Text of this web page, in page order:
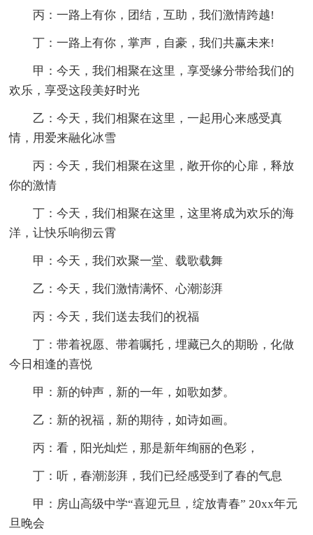
丙：一路上有你，团结，互助，我们激情跨越!
丁：一路上有你，掌声，自豪，我们共赢未来!
甲：今天，我们相聚在这里，享受缘分带给我们的
欢乐，享受这段美好时光
乙：今天，我们相聚在这里，一起用心来感受真
情，用爱来融化冰雪
丙：今天，我们相聚在这里，敞开你的心扉，释放
你的激情
丁：今天，我们相聚在这里，这里将成为欢乐的海
洋，让快乐响彻云霄
甲：今天，我们欢聚一堂、载歌载舞
乙：今天，我们激情满怀、心潮澎湃
丙：今天，我们送去我们的祝福
丁：带着祝愿、带着嘱托，埋藏已久的期盼，化做
今日相逢的喜悦
甲：新的钟声，新的一年，如歌如梦。
乙：新的祝福，新的期待，如诗如画。
丙：看，阳光灿烂，那是新年绚丽的色彩，
丁：听，春潮澎湃，我们已经感受到了春的气息
甲：房山高级中学“喜迎元旦，绽放青春” 20xx年元
旦晚会